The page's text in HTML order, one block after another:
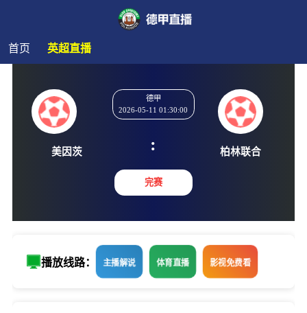
首页 英超直播
德甲
2026-05-11 01:30:00
:
完赛
播放线路： 主播解说 体育直播 影视免费看